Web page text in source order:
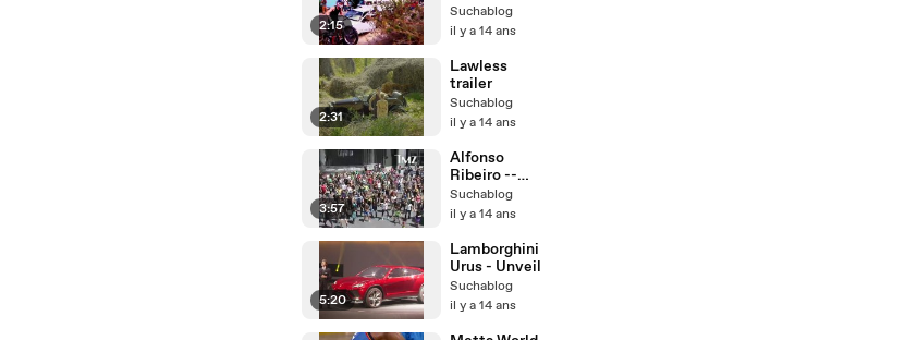
2:15
Suchablog
il y a 14 ans
2:31
Lawless
trailer
Suchablog
il y a 14 ans
3:57
Alfonso
Ribeiro --
LEADER of
'Carlton
Suchablog
il y a 14 ans
5:20
Lamborghini
Urus - Unveil
Suchablog
il y a 14 ans